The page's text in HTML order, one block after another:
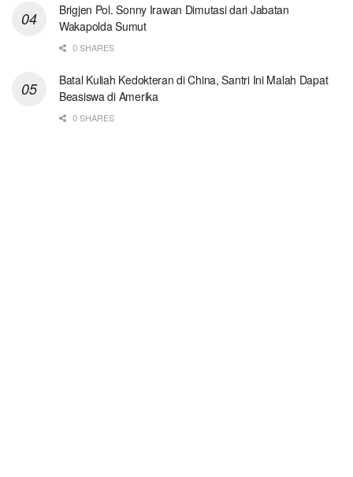
Brigjen Pol. Sonny Irawan Dimutasi dari Jabatan
Wakapolda Sumut
0 SHARES
Batal Kuliah Kedokteran di China, Santri Ini Malah Dapat
Beasiswa di Amerika
0 SHARES